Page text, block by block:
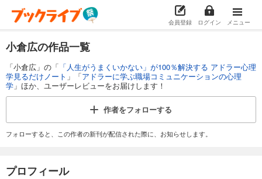
会員登録 ログイン メニュー
小倉広の作品一覧
「小倉広」の「 「人生がうまくいかない」が100％解決する アドラー心理
学見るだけノート 」「アドラーに学ぶ職場コミュニケーションの心理
学 」ほか、ユーザーレビューをお届けします！
作者をフォローする
フォローすると、この作者の新刊が配信された際に、お知らせします。
プロフィール